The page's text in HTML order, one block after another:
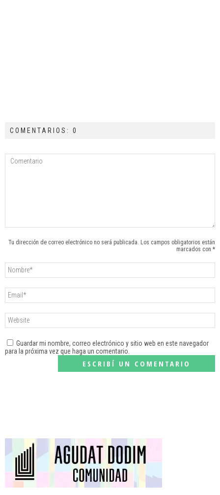
COMENTARIOS: 0
Tu dirección de correo electrónico no será publicada. Los campos obligatorios están
marcados con *
Guardar mi nombre, correo electrónico y sitio web en este navegador
para la próxima vez que haga un comentario.